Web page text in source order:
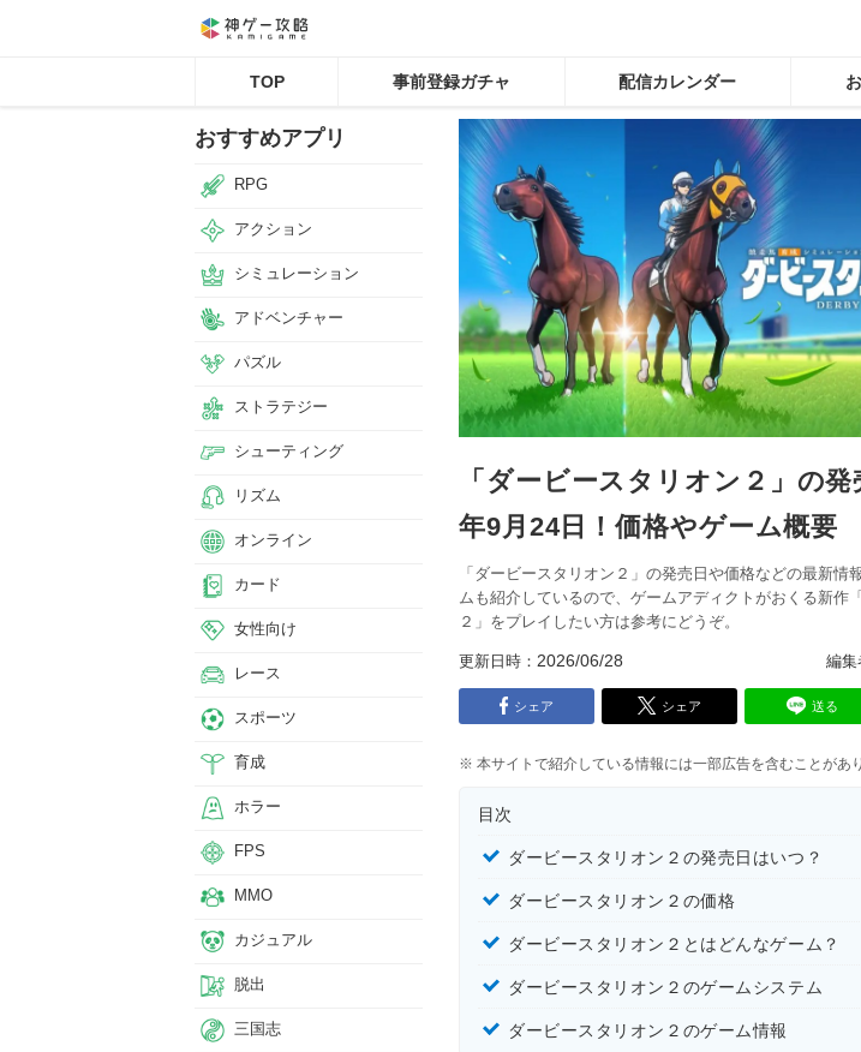
TOP 事前登録ガチャ 配信カレンダー
おすすめアプリ
RPG
アクション
シミュレーション
アドベンチャー
パズル
ストラテジー
シューティング
リズム
オンライン
カード
女性向け
レース
スポーツ
育成
ホラー
FPS
MMO
カジュアル
脱出
三国志
「ダービースタリオン２」の
年9月24日！価格やゲーム概要
「ダービースタリオン２」の発売日や価格などの最新情
ムも紹介しているので、ゲームアディクトがおくる新作
２」をプレイしたい方は参考にどうぞ。
2026/06/28
シェア シェア 送る
※ 本サイトで紹介している情報には一部広告を含むことがあ
目次
ダービースタリオン２の発売日はいつ？
ダービースタリオン２の価格
ダービースタリオン２とはどんなゲーム？
ダービースタリオン２のゲームシステム
ダービースタリオン２のゲーム情報